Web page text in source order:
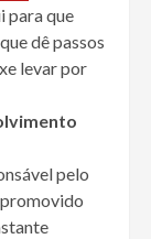
para que
dê passos
levar por
pelo
promovido